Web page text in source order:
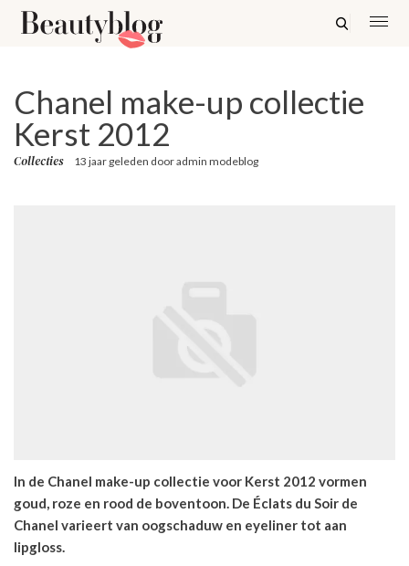
Chanel make-up collectie
Kerst 2012
Collecties 13 jaar geleden dooradmin modeblog
In de Chanel make-up collectie voor Kerst 2012 vormen
goud, roze en rood de boventoon. De Éclats du Soir de
Chanel varieert van oogschaduw en eyeliner tot aan
lipgloss.